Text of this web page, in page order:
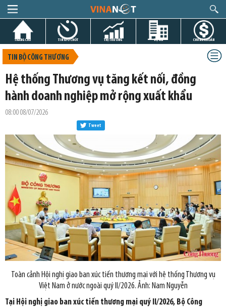
TRANG CHỦ TIN GIỜ CHÓT THỊ TRƯỜNG DỰ ÁN CHỨNG KHOÁN
TIN BỘ CÔNG THƯƠNG
Hệ thống Thương vụ tăng kết nối, đồng
hành doanh nghiệp mở rộng xuất khẩu
08:00 08/07/2026
Tweet
Toàn cảnh Hội nghị giao ban xúc tiến thương mại với hệ thống Thương vụ
Việt Nam ở nước ngoài quý II/2026. Ảnh: Nam Nguyễn
Tại Hội nghị giao ban xúc tiến thương mại quý II/2026, Bộ Công